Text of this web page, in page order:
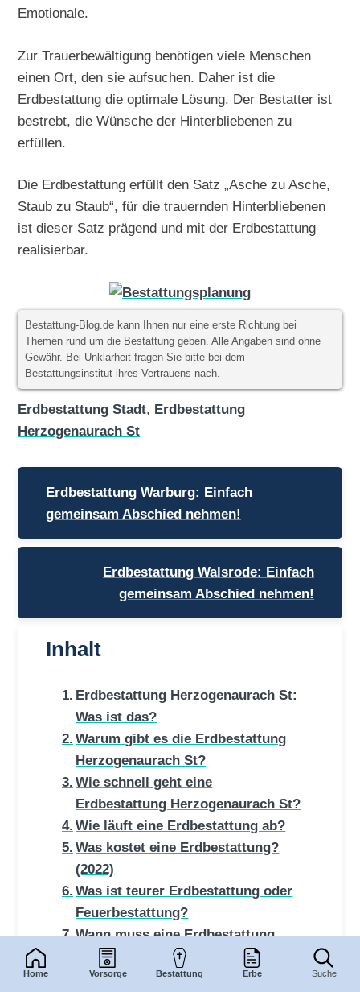
Home Vorsorge Bestattung Erbe Suche
Emotionale.
Zur Trauerbewältigung benötigen viele Menschen
einen Ort, den sie aufsuchen. Daher ist die
Erdbestattung die optimale Lösung. Der Bestatter ist
bestrebt, die Wünsche der Hinterbliebenen zu
erfüllen.
Die Erdbestattung erfüllt den Satz „Asche zu Asche,
Staub zu Staub“, für die trauernden Hinterbliebenen
ist dieser Satz prägend und mit der Erdbestattung
realisierbar.
Bestattung-Blog.de kann Ihnen nur eine erste Richtung bei
Themen rund um die Bestattung geben. Alle Angaben sind ohne
Gewähr. Bei Unklarheit fragen Sie bitte bei dem
Bestattungsinstitut ihres Vertrauens nach.
Erdbestattung Stadt, Erdbestattung
Herzogenaurach St
Beitragsnavigation
Erdbestattung Warburg: Einfach
gemeinsam Abschied nehmen!
Erdbestattung Walsrode: Einfach
gemeinsam Abschied nehmen!
Inhalt
Erdbestattung Herzogenaurach St:
Was ist das?
Warum gibt es die Erdbestattung
Herzogenaurach St?
Wie schnell geht eine
Erdbestattung Herzogenaurach St?
Wie läuft eine Erdbestattung ab?
Was kostet eine Erdbestattung?
(2022)
Was ist teurer Erdbestattung oder
Feuerbestattung?
Wann muss eine Erdbestattung
erfolgen?
Wie lange dauert die Verwesung bei